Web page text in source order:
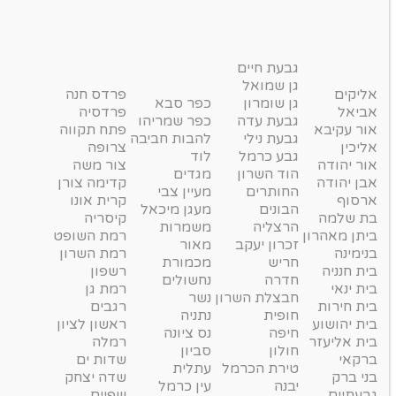
אליקים
אביאל
אור עקיבא
אליכין
אור יהודה
אבן יהודה
ארסוף
בת שלמה
ביתן מאהרון
בנימינה
בית חנניה
בית ינאי
בית חירות
בית יהושוע
בית אליעזר
ברקאי
בני ברק
גבעת חיים
גן שמואל
גן שומרון
גבעת עדה
גבעת נילי
גבע כרמל
הוד השרון
החותרים
הבונים
הרצליה
זכרון יעקב
חריש
חדרה
חבצלת השרון
חופית
חיפה
חולון
טירת הכרמל
יבנה
כפר סבא
כפר שמריהו
להבות חביבה
לוד
מגדים
מעיין צבי
מעגן מיכאל
משמרות
מאור
מכמורת
נחשולים
נשר
נתניה
נס ציונה
סביון
עתלית
עין כרמל
פרדס חנה
פרדסיה
פתח תקווה
צרופה
צור משה
קדימה צורן
קרית אונו
קיסריה
רמת השופט
רמת השרון
רשפון
רמת גן
רגבים
ראשון לציון
רמלה
שדות ים
שדה יצחק